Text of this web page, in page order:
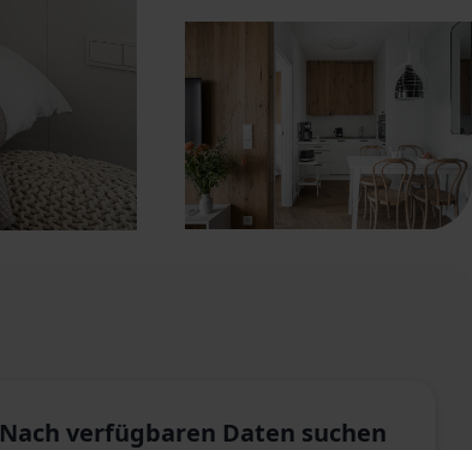
Nach verfügbaren Daten suchen